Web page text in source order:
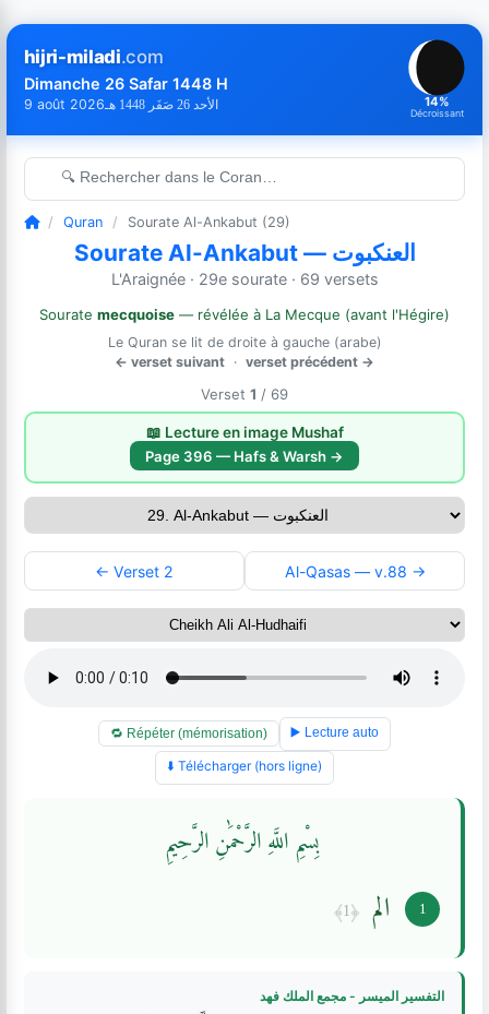
hijri-miladi.com
Dimanche 26 Safar 1448 H
9 août 2026 الأحد 26 صَفَر 1448 هـ 14%
Décroissant
🔍 Rechercher dans le Coran…
/ Quran / Sourate Al-Ankabut (29)
Sourate Al-Ankabut — العنكبوت
L'Araignée · 29e sourate · 69 versets
Sourate mecquoise — révélée à La Mecque (avant l'Hégire)
Le Quran se lit de droite à gauche (arabe)
← verset suivant · verset précédent →
Verset 1 / 69
📖 Lecture en image Mushaf
Page 396 — Hafs & Warsh →
← Verset 2 Al-Qasas — v.88 →
🔁 Répéter (mémorisation) ▶️ Lecture auto
⬇️ Télécharger (hors ligne)
بِسْمِ اللَّهِ الرَّحْمَٰنِ الرَّحِيمِ
1 الم ﴿1﴾
التفسير الميسر - مجمع الملك فهد